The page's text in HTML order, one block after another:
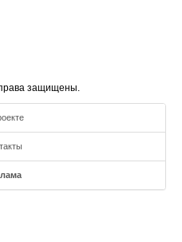
защищены.